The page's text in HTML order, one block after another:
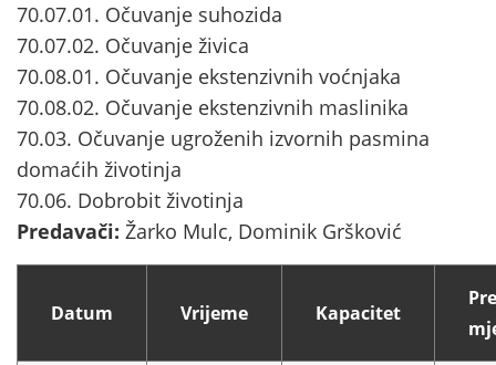
70.07.01. Očuvanje suhozida
70.07.02. Očuvanje živica
70.08.01. Očuvanje ekstenzivnih voćnjaka
70.08.02. Očuvanje ekstenzivnih maslinika
70.03. Očuvanje ugroženih izvornih pasmina
domaćih životinja
70.06. Dobrobit životinja
Predavači: Žarko Mulc, Dominik Gršković
Datum Vrijeme Kapacitet